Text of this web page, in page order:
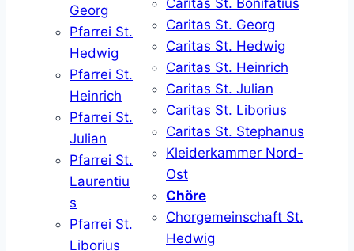
Georg
Pfarrei St.
Hedwig
Pfarrei St.
Heinrich
Pfarrei St.
Julian
Pfarrei St.
Laurentiu
s
Pfarrei St.
Liborius
Caritas St. Bonifatius
Caritas St. Georg
Caritas St. Hedwig
Caritas St. Heinrich
Caritas St. Julian
Caritas St. Liborius
Caritas St. Stephanus
Kleiderkammer Nord-
Ost
Chöre
Chorgemeinschaft St.
Hedwig